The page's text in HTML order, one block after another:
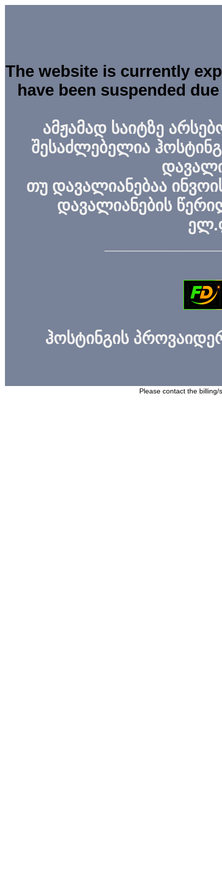
The website is currently
have been suspended
ამჟამად საიტზე
შესაძლებელია
თუ დავალიანებაა
დავალიანების
ჰოსტინგის
Please contact the